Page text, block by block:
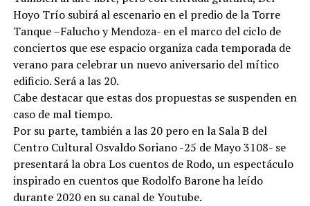
Hoyo Trío subirá al escenario en el predio de la Torre
Tanque –Falucho y Mendoza- en el marco del ciclo de
conciertos que ese espacio organiza cada temporada de
verano para celebrar un nuevo aniversario del mítico
edificio. Será a las 20.
Cabe destacar que estas dos propuestas se suspenden en
caso de mal tiempo.
Por su parte, también a las 20 pero en la Sala B del
Centro Cultural Osvaldo Soriano -25 de Mayo 3108- se
presentará la obra Los cuentos de Rodo, un espectáculo
inspirado en cuentos que Rodolfo Barone ha leído
durante 2020 en su canal de Youtube.